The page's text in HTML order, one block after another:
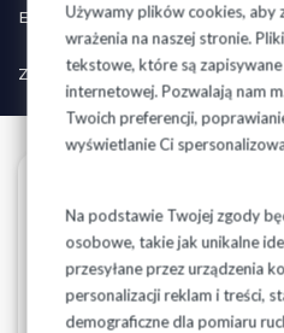
Używamy plików cookies, aby
wrażenia na naszej stronie.
tekstowe, które są
internetowej. Pozwalają nam
Twoich preferencji,
wyświetlanie Ci
Na podstawie Twojej zgody
osobowe, takie jak unikalne
przesyłane przez urządzenia
personalizacji reklam i treści,
demograficzne dla pomiaru
EKOLOGICZNE DZIAŁANIA
ZGŁOŚ ODCZYTY LICZNIKÓW
Taryfa dla zbiorowego
zbiorowego odprowadzania
Narewzostała zatwierdzona